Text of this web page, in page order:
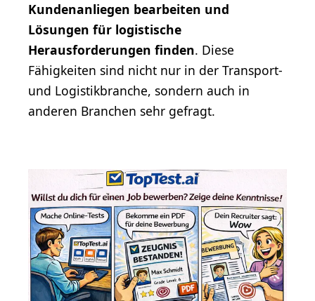
Kundenanliegen bearbeiten und
Lösungen für logistische
Herausforderungen finden. Diese
Fähigkeiten sind nicht nur in der Transport-
und Logistikbranche, sondern auch in
anderen Branchen sehr gefragt.